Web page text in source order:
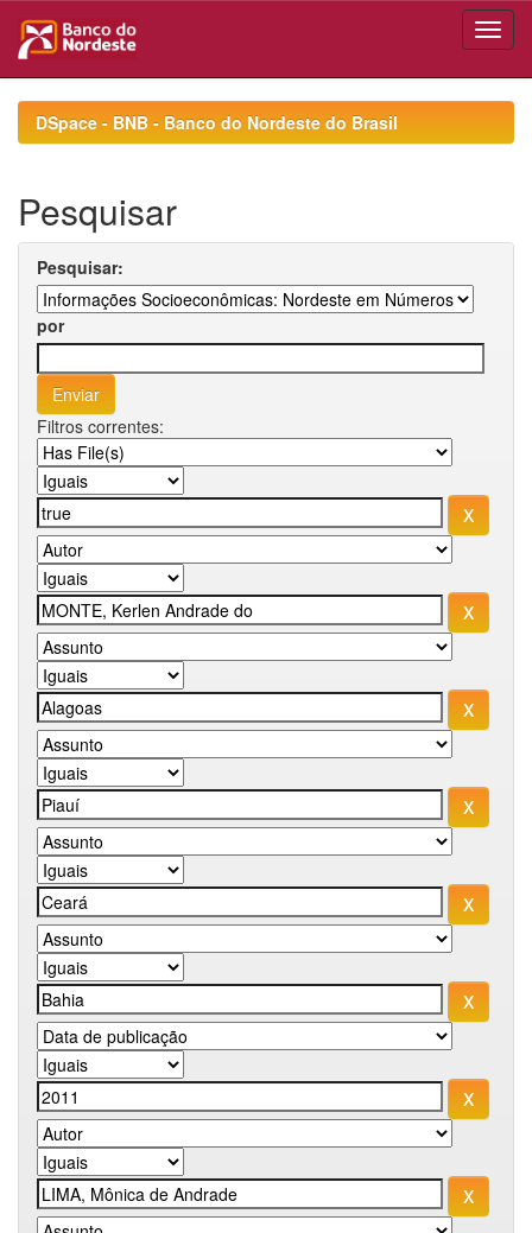
navigationDSpace - BNB - Banco do Nordeste do Brasil
Pesquisar
Pesquisar:
por
Filtros correntes: